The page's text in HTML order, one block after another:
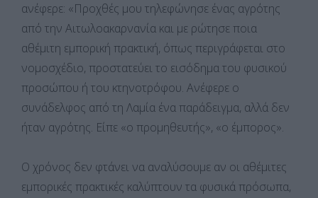
ανέφερε: «Προχθές μου τηλεφώνησε ένας αγρότης
από την Αιτωλοακαρνανία και με ρώτησε ποια
αθέμιτη εμπορική πρακτική, όπως περιγράφεται στο
νομοσχέδιο, προστατεύει το εισόδημα του φυσικού
προσώπου ή του κτηνοτρόφου. Ανέφερε ο
συνάδελφος από τη Λαμία ένα παράδειγμα, αλλά δεν
ήταν αγρότης. Είπε «ο προμηθευτής», «ο έμπορος».
Ο χρόνος δεν φτάνει να αναλύσουμε αν οι αθέμιτες
εμπορικές πρακτικές καλύπτουν τα φυσικά πρόσωπα,